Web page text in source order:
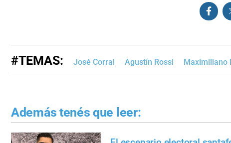
#TEMAS: José Corral Agustín Rossi Maximiliano
Además tenés que leer: